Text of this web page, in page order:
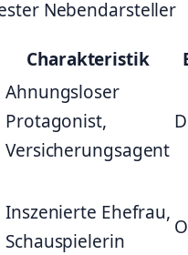
Nebendarsteller
Charakteristik
Ahnungsloser
Protagonist,
Versicherungsagent
Inszenierte Ehefrau,
Schauspielerin